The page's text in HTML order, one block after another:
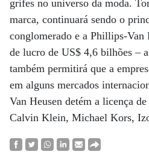
grifes no universo da moda.
marca, continuará sendo o
conglomerado e a Phillips-Van
de lucro de US$ 4,6 bilhões –
também permitirá que a
em alguns mercados
Van Heusen detém a licença
Calvin Klein, Michael Kors,